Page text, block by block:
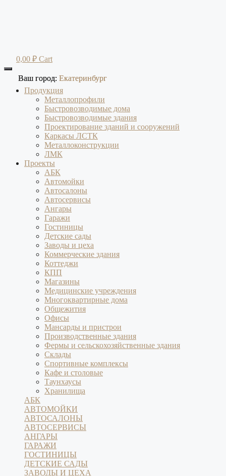
0,00 ₽ Cart
Продукция
Металлопрофили
Быстровозводимые дома
Быстровозводимые здания
Проектирование зданий и сооружений
Каркасы ЛСТК
Металлоконструкции
ЛМК
Проекты
АБК
Автомойки
Автосалоны
Автосервисы
Ангары
Гаражи
Гостиницы
Детские сады
Заводы и цеха
Коммерческие здания
Коттеджи
КПП
Магазины
Медицинские учреждения
Многоквартирные дома
Общежития
Офисы
Мансарды и пристрои
Производственные здания
Фермы и сельскохозяйственные здания
Склады
Спортивные комплексы
Кафе и столовые
Таунхаусы
Хранилища
АБК
АВТОМОЙКИ
АВТОСАЛОНЫ
АВТОСЕРВИСЫ
АНГАРЫ
ГАРАЖИ
ГОСТИНИЦЫ
ДЕТСКИЕ САДЫ
ЗАВОДЫ И ЦЕХА
Ваш город: Екатеринбург
Ваш город: Екатеринбург